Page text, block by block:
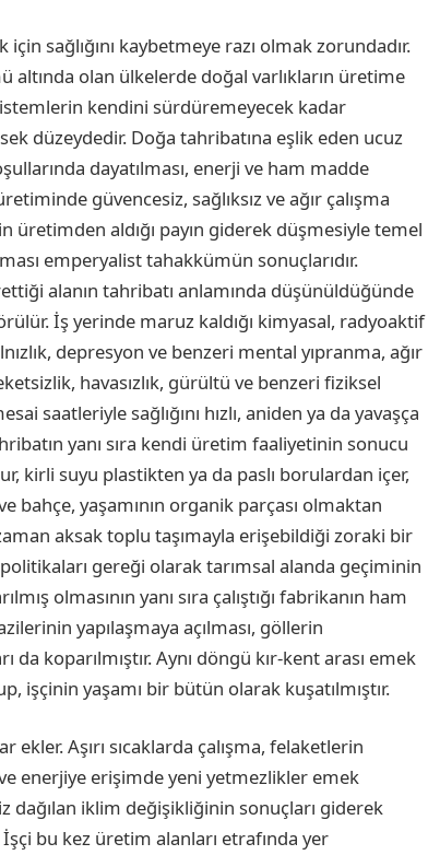
sağlığını kaybetmeye razı olmak zorundadır.
olan ülkelerde doğal varlıkların üretime
kendini sürdüremeyecek kadar
düzeydedir. Doğa tahribatına eşlik eden ucuz
dayatılması, enerji ve ham madde
güvencesiz, sağlıksız ve ağır çalışma
üretimden aldığı payın giderek düşmesiyle temel
emperyalist tahakkümün sonuçlarıdır.
alanın tahribatı anlamında düşünüldüğünde
İş yerinde maruz kaldığı kimyasal, radyoaktif
depresyon ve benzeri mental yıpranma, ağır
havasızlık, gürültü ve benzeri fiziksel
saatleriyle sağlığını hızlı, aniden ya da yavaşça
yanı sıra kendi üretim faaliyetinin sonucu
kirli suyu plastikten ya da paslı borulardan içer,
bahçe, yaşamının organik parçası olmaktan
aksak toplu taşımayla erişebildiği zoraki bir
gereği olarak tarımsal alanda geçiminin
olmasının yanı sıra çalıştığı fabrikanın ham
yapılaşmaya açılması, göllerin
koparılmıştır. Aynı döngü kır-kent arası emek
işçinin yaşamı bir bütün olarak kuşatılmıştır.
Aşırı sıcaklarda çalışma, felaketlerin
enerjiye erişimde yeni yetmezlikler emek
dağılan iklim değişikliğinin sonuçları giderek
bu kez üretim alanları etrafında yer